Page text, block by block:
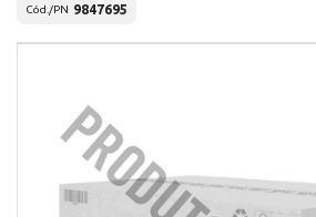
Cód./PN 9847695